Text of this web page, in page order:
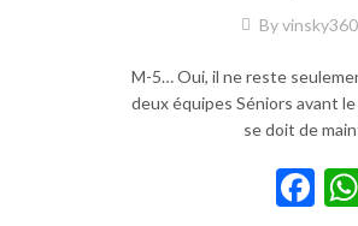
Byvinsky360
M-5… Oui, il ne reste
deux équipes Séniors avant
se doit de